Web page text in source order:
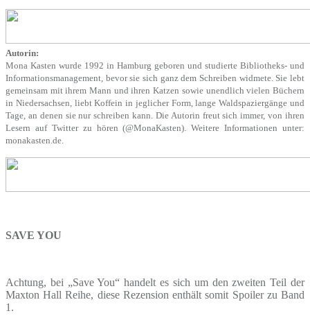
Autorin:
Mona Kasten wurde 1992 in Hamburg geboren und studierte Bibliotheks- und
Informationsmanagement, bevor sie sich ganz dem Schreiben widmete. Sie lebt
gemeinsam mit ihrem Mann und ihren Katzen sowie unendlich vielen Büchern
in Niedersachsen, liebt Koffein in jeglicher Form, lange Waldspaziergänge und
Tage, an denen sie nur schreiben kann. Die Autorin freut sich immer, von ihren
Lesern auf Twitter zu hören (@MonaKasten). Weitere Informationen unter:
monakasten.de.
SAVE YOU
Achtung, bei „Save You“ handelt es sich um den zweiten Teil der
Maxton Hall Reihe, diese Rezension enthält somit Spoiler zu Band
1.